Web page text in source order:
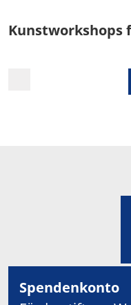
Kunstworkshops
Spendenkonto